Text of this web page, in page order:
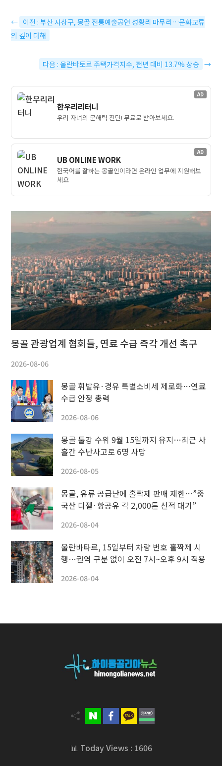
← 이전 : 부산 사상구, 몽골 전통예술공연 성황리 마무리…문화교류
의 깊이 더해
다음 : 울란바토르 주택가격지수, 전년 대비 13.7% 상승 →
AD
한우리리터니
우리 자녀의 문해력 진단! 무료로 받아보세요.
AD
UB ONLINE WORK
한국어를 잘하는 몽골인이라면 온라인 업무에 지원해보
세요
몽골 관광업계 협회들, 연료 수급 즉각 개선 촉구
2026-08-06
몽골 휘발유·경유 특별소비세 제로화…연료
수급 안정 총력
2026-08-06
몽골 툴강 수위 9월 15일까지 유지…최근 사
흘간 수난사고로 6명 사망
2026-08-05
몽골, 유류 공급난에 홀짝제 판매 제한…”중
국산 디젤·항공유 각 2,000톤 선적 대기”
2026-08-04
울란바타르, 15일부터 차량 번호 홀짝제 시
행…권역 구분 없이 오전 7시~오후 9시 적용
2026-08-04
📊 Today Views : 1606